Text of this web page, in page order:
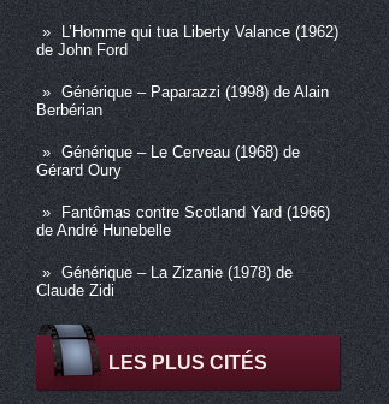
L’Homme qui tua Liberty Valance (1962)
de John Ford
Générique – Paparazzi (1998) de Alain
Berbérian
Générique – Le Cerveau (1968) de
Gérard Oury
Fantômas contre Scotland Yard (1966)
de André Hunebelle
Générique – La Zizanie (1978) de
Claude Zidi
LES PLUS CITÉS